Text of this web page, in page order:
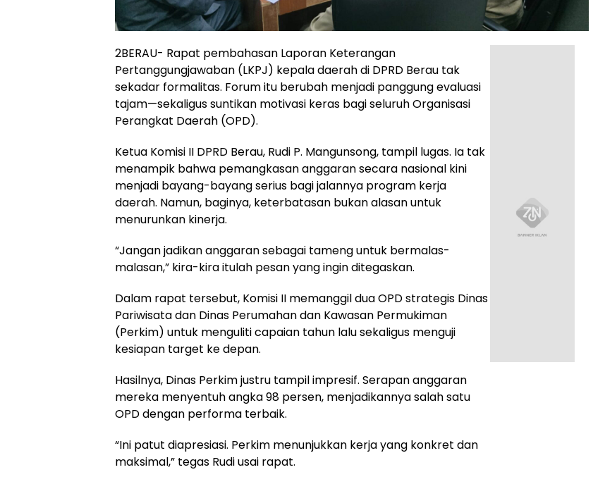
2BERAU- Rapat pembahasan Laporan Keterangan
Pertanggungjawaban (LKPJ) kepala daerah di DPRD Berau tak
sekadar formalitas. Forum itu berubah menjadi panggung evaluasi
tajam—sekaligus suntikan motivasi keras bagi seluruh Organisasi
Perangkat Daerah (OPD).
Ketua Komisi II DPRD Berau, Rudi P. Mangunsong, tampil lugas. Ia tak
menampik bahwa pemangkasan anggaran secara nasional kini
menjadi bayang-bayang serius bagi jalannya program kerja
daerah. Namun, baginya, keterbatasan bukan alasan untuk
menurunkan kinerja.
“Jangan jadikan anggaran sebagai tameng untuk bermalas-
malasan,” kira-kira itulah pesan yang ingin ditegaskan.
Dalam rapat tersebut, Komisi II memanggil dua OPD strategis Dinas
Pariwisata dan Dinas Perumahan dan Kawasan Permukiman
(Perkim) untuk menguliti capaian tahun lalu sekaligus menguji
kesiapan target ke depan.
Hasilnya, Dinas Perkim justru tampil impresif. Serapan anggaran
mereka menyentuh angka 98 persen, menjadikannya salah satu
OPD dengan performa terbaik.
“Ini patut diapresiasi. Perkim menunjukkan kerja yang konkret dan
maksimal,” tegas Rudi usai rapat.